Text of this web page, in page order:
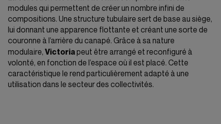
modules qui permettent de créer un nombre infini de
compositions. Une structure tubulaire sert de base au siège,
lui donnant une apparence flottante et créant une sorte de
couronne à l’arrière du canapé. Grâce à sa nature
modulaire, Victoriapeut être arrangé et reconfiguré à
volonté, en fonction de l’espace où il est placé. Cette
caractéristique le rend particulièrement adapté à une
utilisation dans le secteur des collectivités.